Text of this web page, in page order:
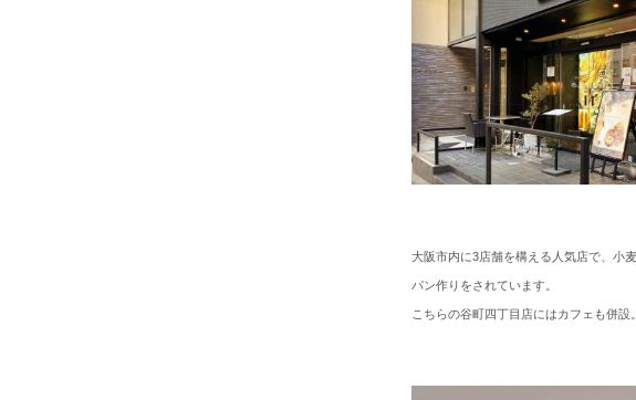
大阪市内に3店舗を構える人気店で、小
パン作りをされています。
こちらの谷町四丁目店にはカフェも併設。